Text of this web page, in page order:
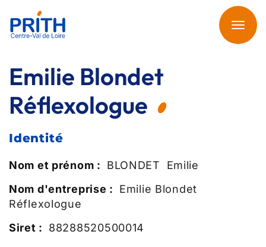
au
contenu
Emilie Blondet
Réflexologue
Identité
Nom et prénom : BLONDET
Emilie
Nom d'entreprise :
Emilie Blondet
Réflexologue
Siret :
88288520500014